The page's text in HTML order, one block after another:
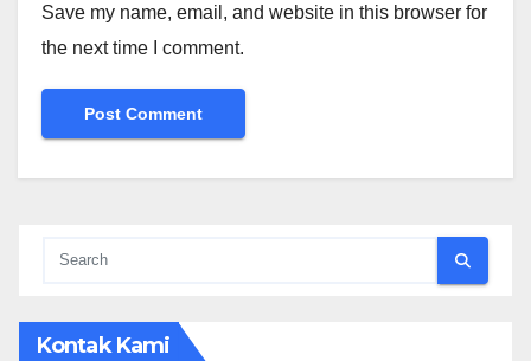
Save my name, email, and website in this browser for
the next time I comment.
Kontak Kami